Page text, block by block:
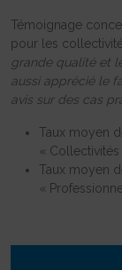
Témoignage
pour les
grande qualité et
aussi apprécié le
avis sur des cas
Taux moyen
«
Taux moyen
«